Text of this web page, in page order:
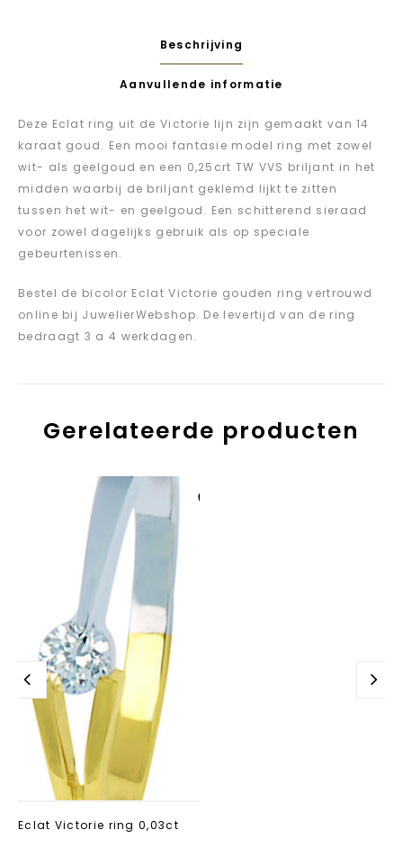
Beschrijving
Aanvullende informatie
Deze Eclat ring uit de Victorie lijn zijn gemaakt van 14
karaat goud. Een mooi fantasie model ring met zowel
wit- als geelgoud en een 0,25crt TW VVS briljant in het
midden waarbij de briljant geklemd lijkt te zitten
tussen het wit- en geelgoud. Een schitterend sieraad
voor zowel dagelijks gebruik als op speciale
gebeurtenissen.
Bestel de bicolor Eclat Victorie gouden ring vertrouwd
online bij JuwelierWebshop. De levertijd van de ring
bedraagt 3 a 4 werkdagen.
Gerelateerde producten
Eclat Victorie ring 0,03ct